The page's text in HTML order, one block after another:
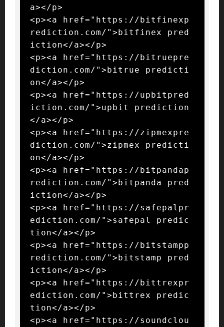
a></p>
<p><a href="https://bitfinexp
rediction.com/">bitfinex pred
iction</a></p>
<p><a href="https://bitruepre
diction.com/">bitrue predicti
on</a></p>
<p><a href="https://upbitpred
iction.com/">upbit prediction
</a></p>
<p><a href="https://zipmexpre
diction.com/">zipmex predicti
on</a></p>
<p><a href="https://bitpandap
rediction.com/">bitpanda pred
iction</a></p>
<p><a href="https://safepalpr
ediction.com/">safepal predic
tion</a></p>
<p><a href="https://bitstampp
rediction.com/">bitstamp pred
iction</a></p>
<p><a href="https://bittrexpr
ediction.com/">bittrex predic
tion</a></p>
<p><a href="https://soundclou